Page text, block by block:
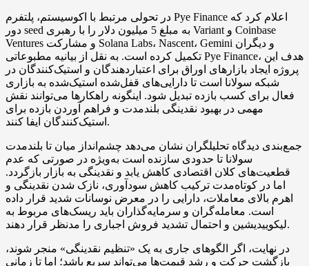
در تحولی مرتبط با اکوسیستم، پلتفرم Pye Finance اعلام کرد که
دور seed به مبلغ 5 میلیون دلار را با رهبری Variant و Coinbase
Ventures و مشارکت Solana Labs، Nascent، Gemini و دیگران
تکمیل کرده است. به نقل از بیانیه مطبوعاتی Pye Finance، هدف این
پروژه ایجاد بازارهای اوراق برای اعتباردهندگان و استیک‌کنندگان در
شبکه سولانا است تا دارایی‌های قفل‌شده استیک‌شده به بازاری
فعال برای کسب بازده تبدیل شود. اینگونه راهکارها می‌توانند نقش
مهمی در بهبود نقدینگی بلندمدت و فراهم آوردن بازده برای
استیک‌کنندگان ایفا کنند.
جمع‌بندی دیدگاه تحلیلگران نشان می‌دهد چشم‌انداز میان‌ تا بلندمدت
سولانا تا حدودی سازنده است به‌ویژه در صورتی که عدم
قطعیت‌های کلان اقتصادی کاهش یابد و نقدینگی به بازار بازگردد.
اما در کوتاه‌مدت ترکیب کاهش سودآوری، نازک شدن نقدینگی و
اهرم بالای معاملات، دارایی را در معرض نوسانات شدید قرار داده
است. معامله‌گران و سرمایه‌گذاران باید ریسک‌های مربوط به
لیکوییدیشین و احتمال تشدید فروش اجباری را مدنظر قرار دهند.
در نهایت، اگر الگوهای جاری به یک «تنظیم نقدینگی» منجر شوند،
بازگشت حرکت و رشد قیمت‌ها می‌تواند سریع باشد؛ اما تا زمانی